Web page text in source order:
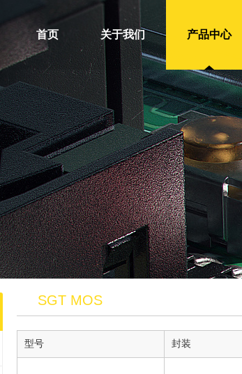
首页 关于我们 产品中心
SGT MOS
型号 封装